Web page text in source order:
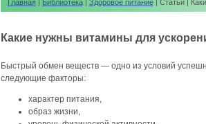
Главная | Библиотека| Здоровое питание| Статьи |
Какие нужны витамины для
Быстрый обмен веществ — одно из условий
следующие факторы:
характер питания,
образ жизни,